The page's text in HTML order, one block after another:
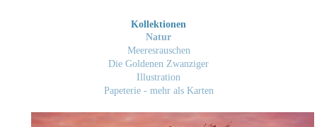
Kollektionen
Natur
Meeresrauschen
Die Goldenen Zwanziger
Illustration
Papeterie - mehr als Karten